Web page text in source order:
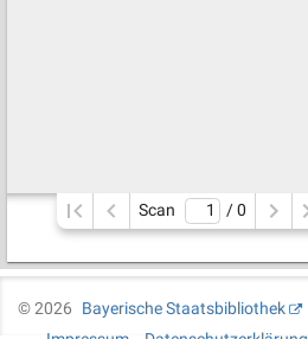
Scan / 0
©2026
Bayerische Staatsbibliothek